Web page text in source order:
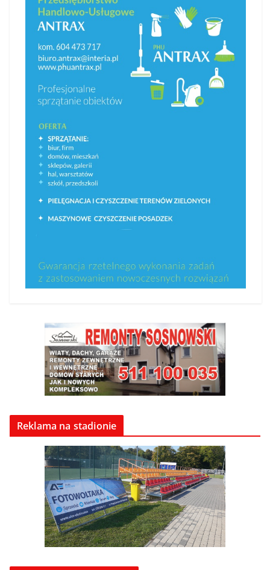
Reklama na stadionie